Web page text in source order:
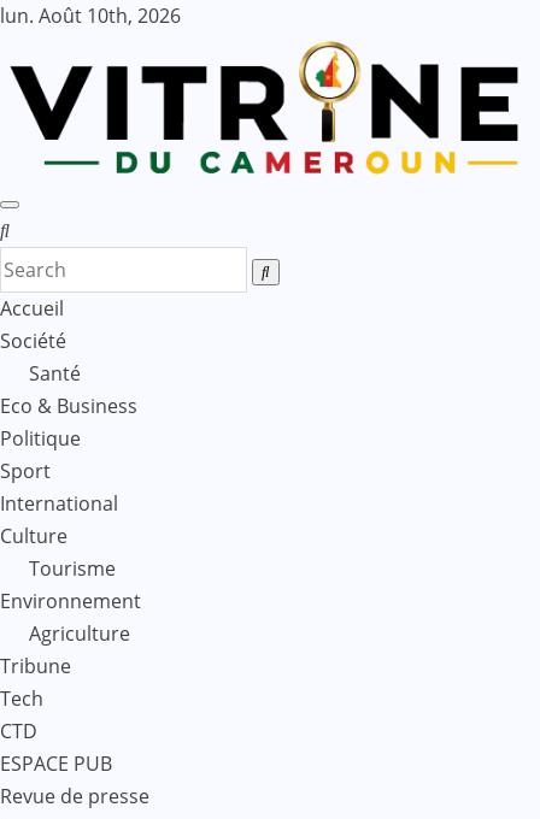
Skip
content
lun. Août 10th, 2026
Accueil
Société
Santé
Eco & Business
Politique
Sport
International
Culture
Tourisme
Environnement
Agriculture
Tribune
Tech
CTD
ESPACE PUB
Revue de presse